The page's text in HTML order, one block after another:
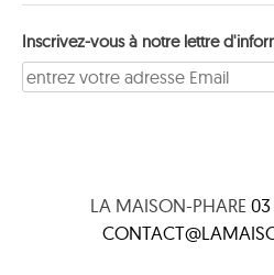
Inscrivez-vous à notre lettre
LA MAISON-PHARE